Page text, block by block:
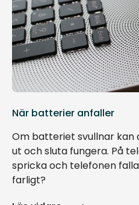
När batterier anfaller
Om batteriet svullnar
ut och sluta fungera. På
spricka och telefonen
farligt?